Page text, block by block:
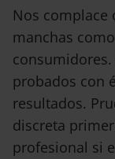
Nos complace
manchas
probados con
resultados.
discreta
profesional si